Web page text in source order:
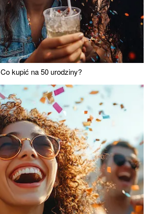
Co kupić na 50 urodziny?